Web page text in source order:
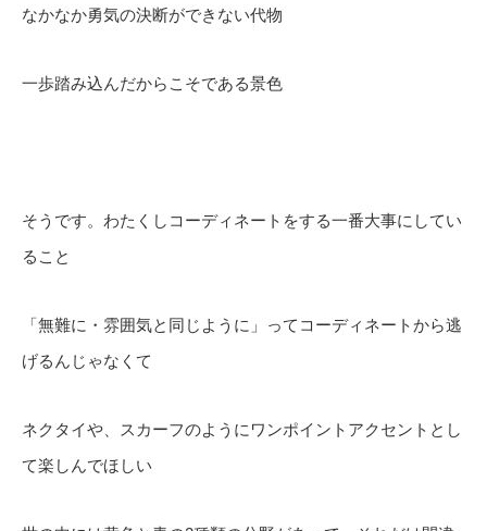
なかなか勇気の決断ができない代物
一歩踏み込んだからこそである景色
そうです。わたくしコーディネートをする一番大事にしてい
ること
「無難に・雰囲気と同じように」ってコーディネートから逃
げるんじゃなくて
ネクタイや、スカーフのようにワンポイントアクセントとし
て楽しんでほしい